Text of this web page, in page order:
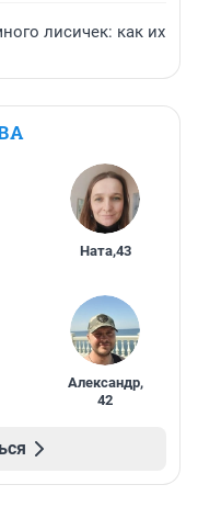
лисичек: как их
Ната,43
Александр,
42